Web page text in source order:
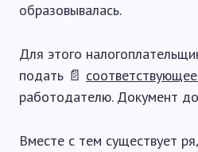
образовывалась.
Для этого
подать 📄
работодателю. Документ
Вместе с тем существует